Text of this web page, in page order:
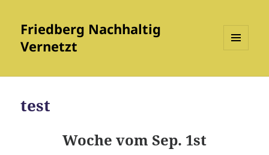
Friedberg Nachhaltig
Vernetzt
WIDGETS
test
Woche vom Sep. 1st